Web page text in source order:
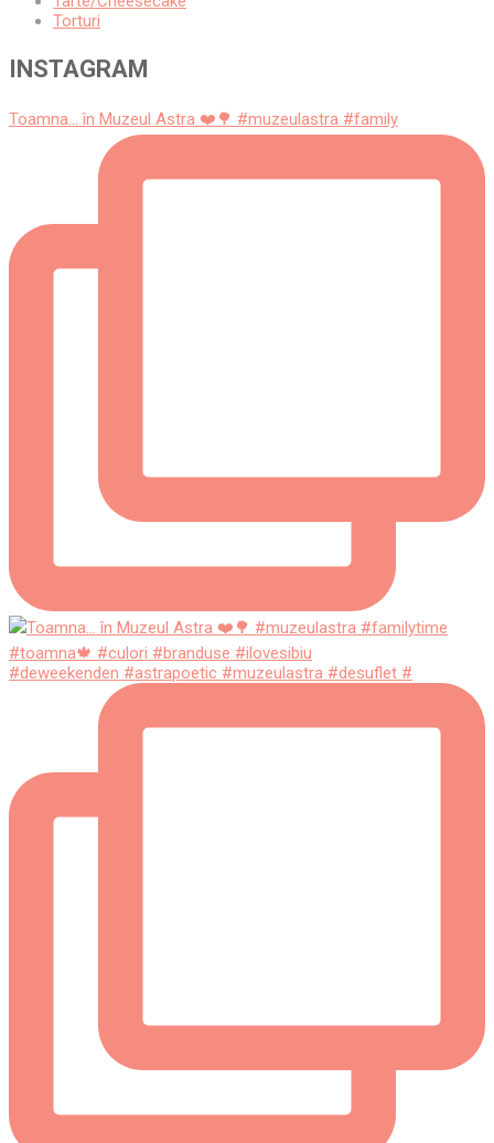
Torturi
INSTAGRAM
Toamna... în Muzeul Astra ❤️🌳 #muzeulastra #family
#deweekenden #astrapoetic #muzeulastra #desuflet #